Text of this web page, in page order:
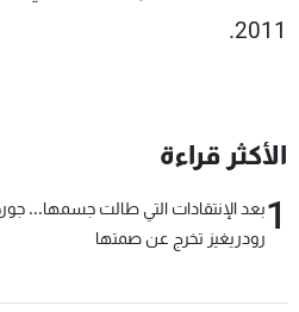
2011.
الأكثر قراءة
1بعد الإنتقادات التي طالت جسمها...
رودريغيز تخرج عن صمتها